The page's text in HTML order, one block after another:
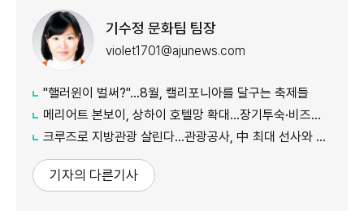
기수정 문화팀 팀장
violet1701@ajunews.com
"핼러윈이 벌써?"…8월, 캘리포니아를 달구는 축제들
메리어트 본보이, 상하이 호텔망 확대…장기투숙·비즈니스 수요 공략
크루즈로 지방관광 살린다…관광공사, 中 최대 선사와 맞손
기자의 다른기사